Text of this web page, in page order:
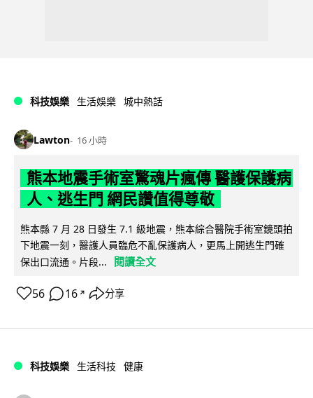
科技娛樂 生活娛樂 城中熱話
Lawton 16 小時
熊本地震手術室驚魂片瘋傳 醫護保護病
人、逃生門 網民讚值得尊敬
熊本縣 7 月 28 日發生 7.1 級地震，熊本綜合醫院手術室鏡頭拍
下地震一刻，醫護人員臨危不亂保護病人，更馬上開逃生門確
保出口流通。片段...
閱讀全文
56 16 ↗ 分享
科技娛樂 生活科技 健康